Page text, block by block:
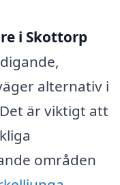
i Skottorp
alternativ i
är viktigt att
områden